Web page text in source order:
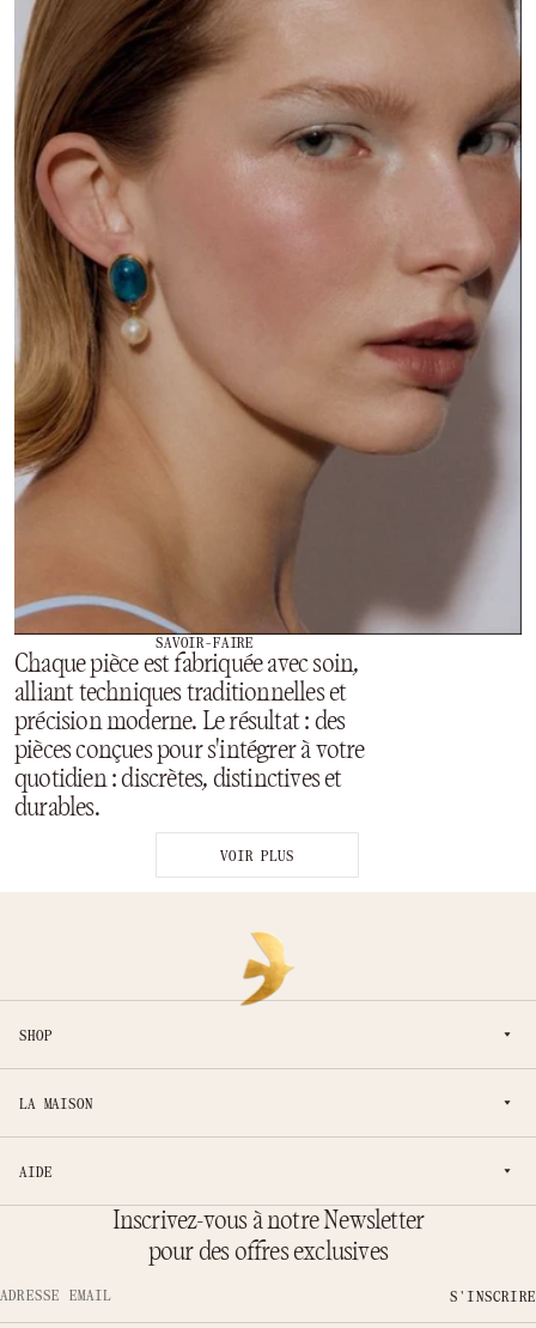
SAVOIR-FAIRE
Chaque pièce est fabriquée avec soin,
alliant techniques traditionnelles et
précision moderne. Le résultat : des
pièces conçues pour s'intégrer à votre
quotidien : discrètes, distinctives et
durables.
VOIR PLUS
SHOP
LA MAISON
AIDE
Inscrivez-vous à notre Newsletter
pour des offres exclusives
Adresse email S'INSCRIRE